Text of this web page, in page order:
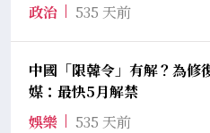
政治
535 天前
中國「限韓令」有解？為修
媒：最快5月解禁
娛樂
535 天前